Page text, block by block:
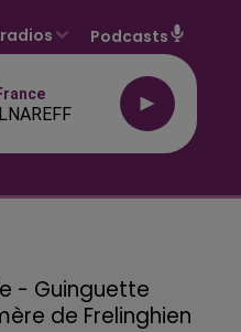
Podcasts
- Guinguette
de Frelinghien